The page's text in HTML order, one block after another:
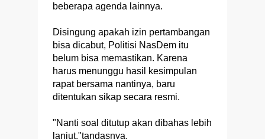
beberapa agenda lainnya.
Disingung apakah izin pertambangan
bisa dicabut, Politisi NasDem itu
belum bisa memastikan. Karena
harus menunggu hasil kesimpulan
rapat bersama nantinya, baru
ditentukan sikap secara resmi.
"Nanti soal ditutup akan dibahas lebih
lanjut,"tandasnya.